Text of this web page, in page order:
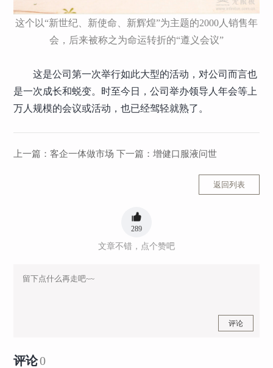
这个以“新世纪、新使命、新辉煌”为主题的2000人销售年
会，后来被称之为命运转折的“遵义会议”
这是公司第一次举行如此大型的活动，对公司而言也
是一次成长和蜕变。时至今日，公司举办领导人年会等上
万人规模的会议或活动，也已经驾轻就熟了。
上一篇：客企一体做市场 下一篇：增健口服液问世
返回列表
289
文章不错，点个赞吧
评论
评论0